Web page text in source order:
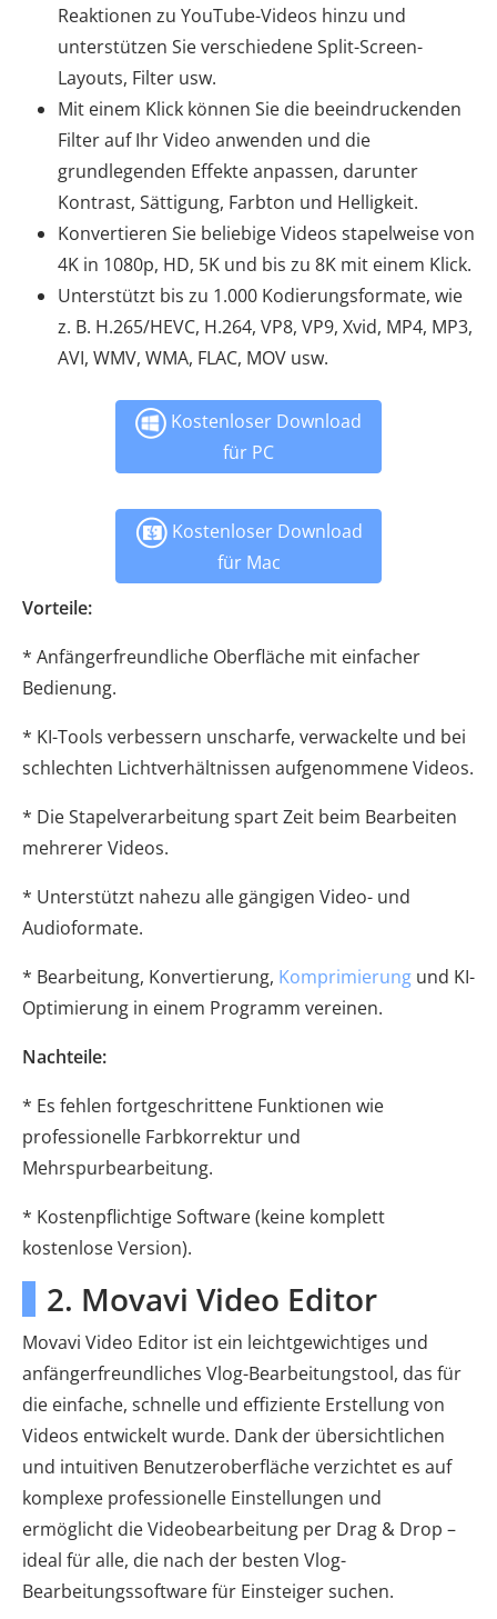
Reaktionen zu YouTube-Videos hinzu und
unterstützen Sie verschiedene Split-Screen-
Layouts, Filter usw.
Mit einem Klick können Sie die beeindruckenden
Filter auf Ihr Video anwenden und die
grundlegenden Effekte anpassen, darunter
Kontrast, Sättigung, Farbton und Helligkeit.
Konvertieren Sie beliebige Videos stapelweise von
4K in 1080p, HD, 5K und bis zu 8K mit einem Klick.
Unterstützt bis zu 1.000 Kodierungsformate, wie
z. B. H.265/HEVC, H.264, VP8, VP9, ​​Xvid, MP4, MP3,
AVI, WMV, WMA, FLAC, MOV usw.
Kostenloser Download
für PC
Kostenloser Download
für Mac
Vorteile:
* Anfängerfreundliche Oberfläche mit einfacher
Bedienung.
* KI-Tools verbessern unscharfe, verwackelte und bei
schlechten Lichtverhältnissen aufgenommene Videos.
* Die Stapelverarbeitung spart Zeit beim Bearbeiten
mehrerer Videos.
* Unterstützt nahezu alle gängigen Video- und
Audioformate.
* Bearbeitung, Konvertierung, Komprimierung und KI-
Optimierung in einem Programm vereinen.
Nachteile:
* Es fehlen fortgeschrittene Funktionen wie
professionelle Farbkorrektur und
Mehrspurbearbeitung.
* Kostenpflichtige Software (keine komplett
kostenlose Version).
2. Movavi Video Editor
Movavi Video Editor ist ein leichtgewichtiges und
anfängerfreundliches Vlog-Bearbeitungstool, das für
die einfache, schnelle und effiziente Erstellung von
Videos entwickelt wurde. Dank der übersichtlichen
und intuitiven Benutzeroberfläche verzichtet es auf
komplexe professionelle Einstellungen und
ermöglicht die Videobearbeitung per Drag & Drop –
ideal für alle, die nach der besten Vlog-
Bearbeitungssoftware für Einsteiger suchen.